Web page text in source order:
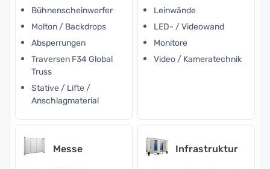
Bühnenscheinwerfer
Molton / Backdrops
Absperrungen
Traversen F34 Global
Truss
Stative / Lifte /
Anschlagmaterial
Leinwände
LED- / Videowand
Monitore
Video / Kameratechnik
Messe Infrastruktur